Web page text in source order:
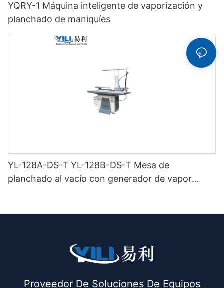
YQRY-1 Máquina inteligente de vaporización y
planchado de maniquíes
YL-128A-DS-T YL-128B-DS-T Mesa de
planchado al vacío con generador de vapor
Proveedor De Soluciones De Equipos